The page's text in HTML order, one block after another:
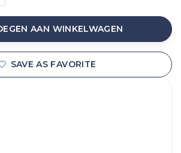
AAN WINKELWAGEN
SAVE AS FAVORITE